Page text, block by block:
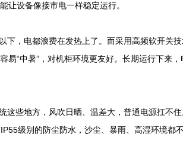
让设备像接市电一样稳定运行。
，电都浪费在发热上了。而采用高频软开关技
易“中暑”，对机柜环境更友好。长期运行下来
些地方，风吹日晒、温差大，普通电源扛不
级别的防尘防水，沙尘、暴雨、高湿环境都